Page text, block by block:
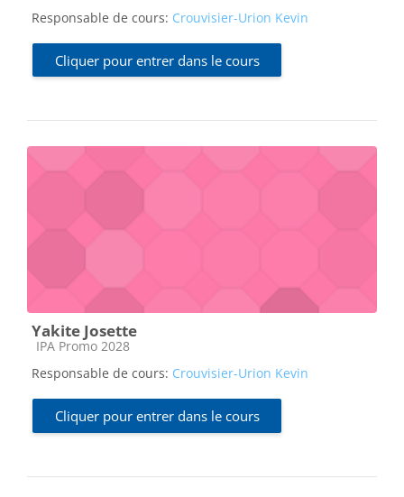
Responsable de cours: Crouvisier-Urion Kevin
Cliquer pour entrer dans le cours
Yakite Josette
Catégorie de cours
IPA Promo 2028
Responsable de cours: Crouvisier-Urion Kevin
Cliquer pour entrer dans le cours